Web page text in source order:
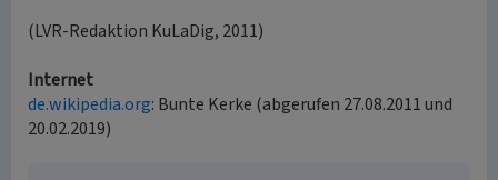
(LVR-Redaktion KuLaDig, 2011)
Internet
de.wikipedia.org: Bunte Kerke (abgerufen 27.08.2011 und
20.02.2019)